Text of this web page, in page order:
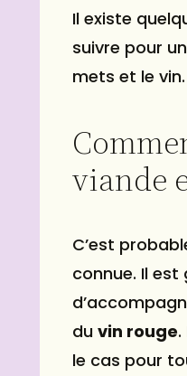
Il existe
suivre pour
mets et le vin.
viande
C’est
connue. Il
du vin rouge
le cas pour